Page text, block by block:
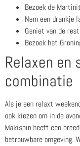
Bezoek de
Nem een drankje
Geniet van de
Bezoek het
Relaxen en
combinatie
Als je een relaxt
ook kiezen om in de
Makispin heeft een
betrouwbare omgeving.